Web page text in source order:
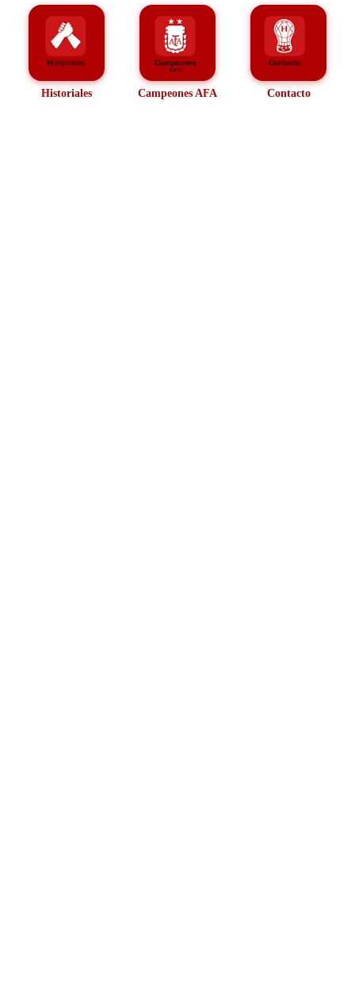
Historiales Campeones AFA Contacto